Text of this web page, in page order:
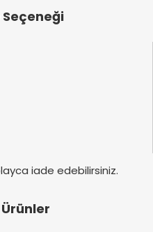
iade edebilirsiniz.